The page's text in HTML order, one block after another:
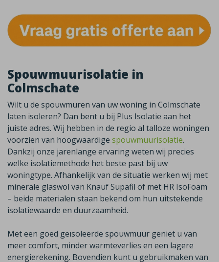
Spouwmuurisolatie in
Colmschate
Wilt u de spouwmuren van uw woning in Colmschate
laten isoleren? Dan bent u bij Plus Isolatie aan het
juiste adres. Wij hebben in de regio al talloze woningen
voorzien van hoogwaardige spouwmuurisolatie.
Dankzij onze jarenlange ervaring weten wij precies
welke isolatiemethode het beste past bij uw
woningtype. Afhankelijk van de situatie werken wij met
minerale glaswol van KnaufSupafil of met HR IsoFoam
– beide materialen staan bekend om hun uitstekende
isolatiewaarde en duurzaamheid.
Met een goed geïsoleerde spouwmuur geniet u van
meer comfort, minder warmteverlies en een lagere
energierekening. Bovendien kunt u gebruikmaken van